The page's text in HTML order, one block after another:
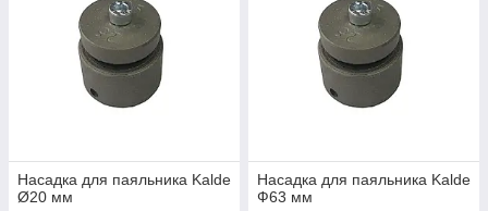
Насадка для паяльника Kalde
Ø20 мм
Насадка для паяльника Kalde
Ф63 мм